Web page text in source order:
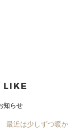
LIKE
知らせ
最近は少しずつ暖か